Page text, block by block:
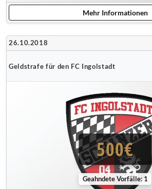
Mehr Informationen
26.10.2018
Geldstrafe für den FC Ingolstadt
500€
Geahndete Vorfälle: 1